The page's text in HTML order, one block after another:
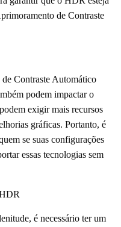
de Contraste
Contraste Automático
podem impactar o
exigir mais recursos
gráficas. Portanto, é
se suas configurações
essas tecnologias sem
é necessário ter um